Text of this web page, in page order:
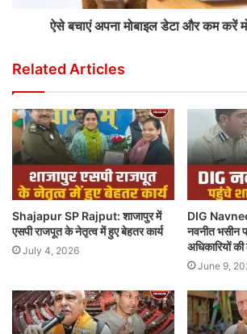
ऐसे बचाएं अपना मोबाइल डेटा और कम करें
Related Articles
Shajapur SP Rajput: शाजापुर में
एसपी राजपूत के नेतृत्व में हुए बेहतर कार्य
July 4, 2026
DIG
नवनीत भसीन
अधिकारियों
June 9,